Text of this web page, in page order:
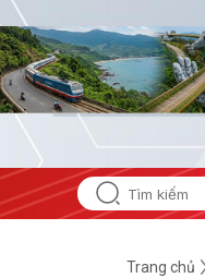
#Hội nghị Trung ương 3
Trang chủ